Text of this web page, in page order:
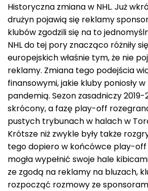
Historyczna zmiana w NHL. Już
drużyn pojawią się reklamy
klubów zgodzili się na to
NHL do tej pory znacząco różniły
europejskich właśnie tym, że nie
reklamy. Zmiana tego podejścia
finansowymi, jakie kluby poniosły w
pandemią. Sezon zasadniczy 2019-
skrócony, a fazę play-off
pustych trybunach w halach w
Krótsze niż zwykle były także
tego dopiero w końcówce play-
mogła wypełnić swoje hale
ze zgodą na reklamy na bluzach,
rozpocząć rozmowy ze